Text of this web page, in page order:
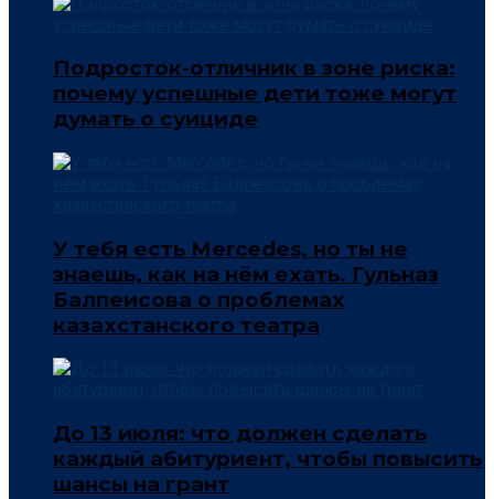
Подросток-отличник в зоне риска:
почему успешные дети тоже могут
думать о суициде
У тебя есть Mercedes, но ты не
знаешь, как на нём ехать. Гульназ
Балпеисова о проблемах
казахстанского театра
До 13 июля: что должен сделать
каждый абитуриент, чтобы повысить
шансы на грант